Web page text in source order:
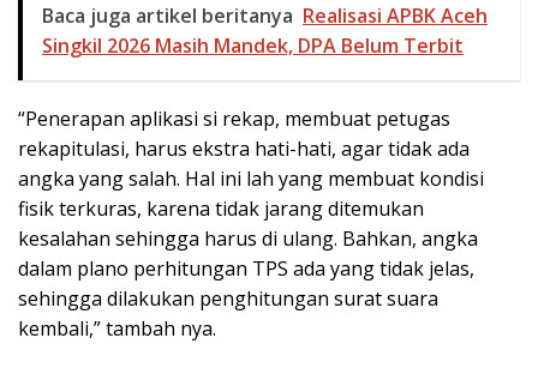
Baca juga artikel beritanya Realisasi APBK Aceh
Singkil 2026 Masih Mandek, DPA Belum Terbit
“Penerapan aplikasi si rekap, membuat petugas
rekapitulasi, harus ekstra hati-hati, agar tidak ada
angka yang salah. Hal ini lah yang membuat kondisi
fisik terkuras, karena tidak jarang ditemukan
kesalahan sehingga harus di ulang. Bahkan, angka
dalam plano perhitungan TPS ada yang tidak jelas,
sehingga dilakukan penghitungan surat suara
kembali,” tambah nya.